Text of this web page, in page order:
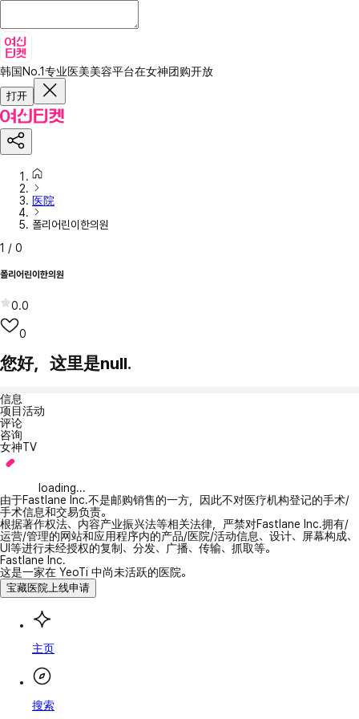
韩国No.1专业医美美容平台在女神团购开放
打开
医院
폴리어린이한의원
1 / 0
폴리어린이한의원
0.0
0
您好，这里是null.
信息
项目活动
评论
咨询
女神TV
loading...
由于Fastlane Inc.不是邮购销售的一方，因此不对医疗机构登记的手术/
手术信息和交易负责。
根据著作权法、内容产业振兴法等相关法律，严禁对Fastlane Inc.拥有/
运营/管理的网站和应用程序内的产品/医院/活动信息、设计、屏幕构成、
UI等进行未经授权的复制、分发、广播、传输、抓取等。
Fastlane Inc.
这是一家在 YeoTi 中尚未活跃的医院。
宝藏医院上线申请
主页
搜索